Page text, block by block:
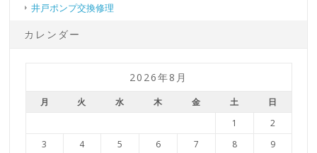
井戸ポンプ交換修理
カレンダー
2026年8月
月 火 水 木 金 土
日
1
2
3
4 5 6 7 8 9